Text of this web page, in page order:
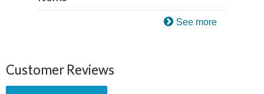
See more
Customer Reviews